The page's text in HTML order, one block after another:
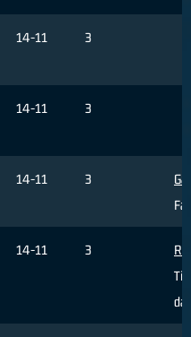
14-11 3
14-11 3
14-11 3
14-11 3